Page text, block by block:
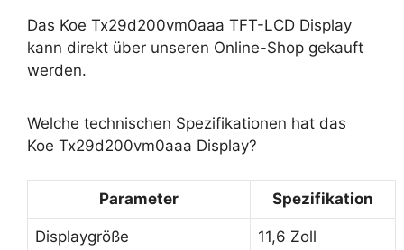
Das Koe Tx29d200vm0aaa TFT-LCD Display
kann direkt über unseren Online-Shop gekauft
werden.
Welche technischen Spezifikationen hat das
Koe Tx29d200vm0aaa Display?
Parameter Spezifikation
Displaygröße 11,6 Zoll